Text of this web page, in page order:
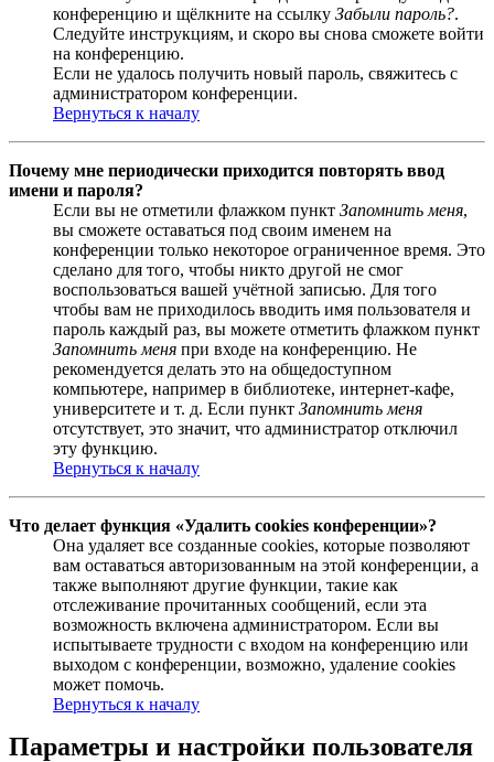
конференцию и щёлкните на ссылку Забыли пароль?.
Следуйте инструкциям, и скоро вы снова сможете войти
на конференцию.
Если не удалось получить новый пароль, свяжитесь с
администратором конференции.
Вернуться к началу
Почему мне периодически приходится повторять ввод
имени и пароля?
Если вы не отметили флажком пункт Запомнить меня,
вы сможете оставаться под своим именем на
конференции только некоторое ограниченное время. Это
сделано для того, чтобы никто другой не смог
воспользоваться вашей учётной записью. Для того
чтобы вам не приходилось вводить имя пользователя и
пароль каждый раз, вы можете отметить флажком пункт
Запомнить меня при входе на конференцию. Не
рекомендуется делать это на общедоступном
компьютере, например в библиотеке, интернет-кафе,
университете и т. д. Если пункт Запомнить меня
отсутствует, это значит, что администратор отключил
эту функцию.
Вернуться к началу
Что делает функция «Удалить cookies конференции»?
Она удаляет все созданные cookies, которые позволяют
вам оставаться авторизованным на этой конференции, а
также выполняют другие функции, такие как
отслеживание прочитанных сообщений, если эта
возможность включена администратором. Если вы
испытываете трудности с входом на конференцию или
выходом с конференции, возможно, удаление cookies
может помочь.
Вернуться к началу
Параметры и настройки пользователя